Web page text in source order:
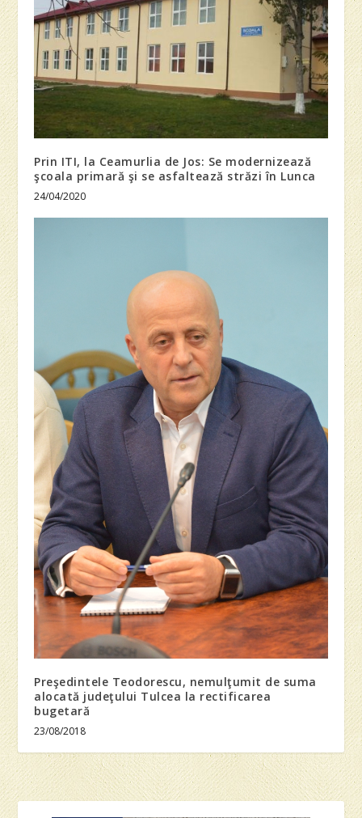
Prin ITI, la Ceamurlia de Jos: Se modernizează
şcoala primară şi se asfaltează străzi în Lunca
24/04/2020
Preşedintele Teodorescu, nemulţumit de suma
alocată judeţului Tulcea la rectificarea
bugetară
23/08/2018